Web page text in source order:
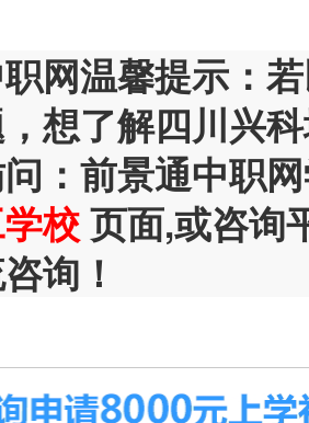
网温馨提示：
想了解四川兴
：前景通中职
校页面,或咨询
询！